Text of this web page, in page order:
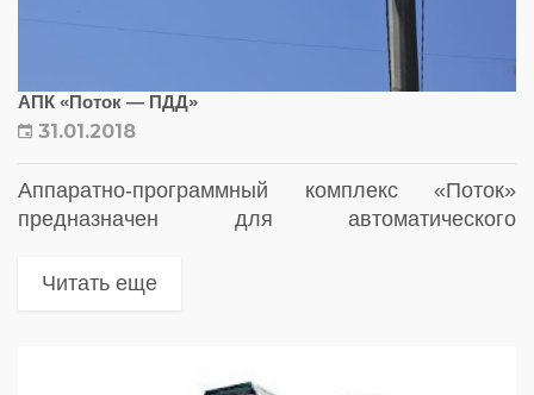
АПК «Поток — ПДД»
31.01.2018
Аппаратно-программный комплекс «Поток»
предназначен для автоматического
дистанционного контроля транспортного потока
Читать еще